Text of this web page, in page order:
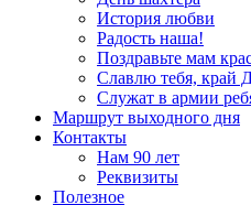
История любви
Радость наша!
Поздравьте мам
Славлю тебя, край
Служат в армии
Маршрут выходного дня
Контакты
Нам 90 лет
Реквизиты
Полезное